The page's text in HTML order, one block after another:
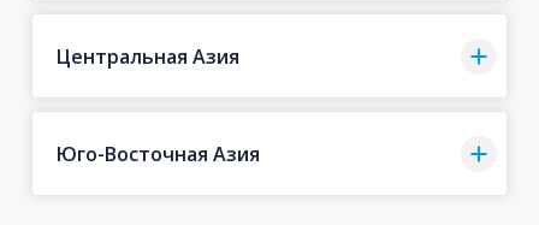
Центральная Азия
Юго-Восточная Азия